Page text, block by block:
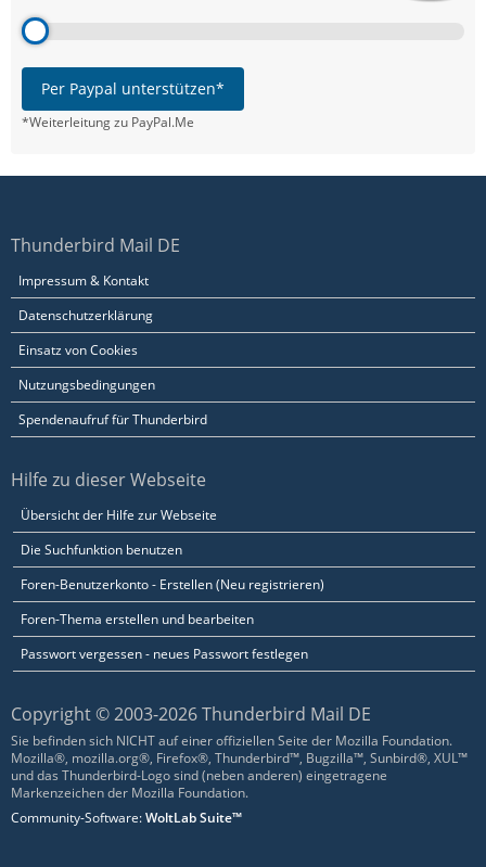
Per Paypal unterstützen*
*Weiterleitung zu PayPal.Me
Thunderbird Mail DE
Impressum & Kontakt
Datenschutzerklärung
Einsatz von Cookies
Nutzungsbedingungen
Spendenaufruf für Thunderbird
Hilfe zu dieser Webseite
Übersicht der Hilfe zur Webseite
Die Suchfunktion benutzen
Foren-Benutzerkonto - Erstellen (Neu registrieren)
Foren-Thema erstellen und bearbeiten
Passwort vergessen - neues Passwort festlegen
Copyright © 2003-2026 Thunderbird Mail DE
Sie befinden sich NICHT auf einer offiziellen Seite der Mozilla Foundation.
Mozilla®, mozilla.org®, Firefox®, Thunderbird™, Bugzilla™, Sunbird®, XUL™
und das Thunderbird-Logo sind (neben anderen) eingetragene
Markenzeichen der Mozilla Foundation.
Community-Software:WoltLab Suite™